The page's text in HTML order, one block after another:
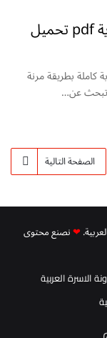
أوراق عمل حروف هجاء اللغة الإنجليزية pdf تحميل
كاملة بطريقة مرنة
تبحث عن…
الصفحة التالية
❤نصنع محتوى
الاسرة العربية